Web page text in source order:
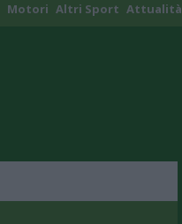
Motori Altri Sport Attualità